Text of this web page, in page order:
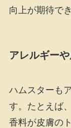
向上が期待で
アレルギー
ハムスターも
す。たとえば
香料が皮膚の